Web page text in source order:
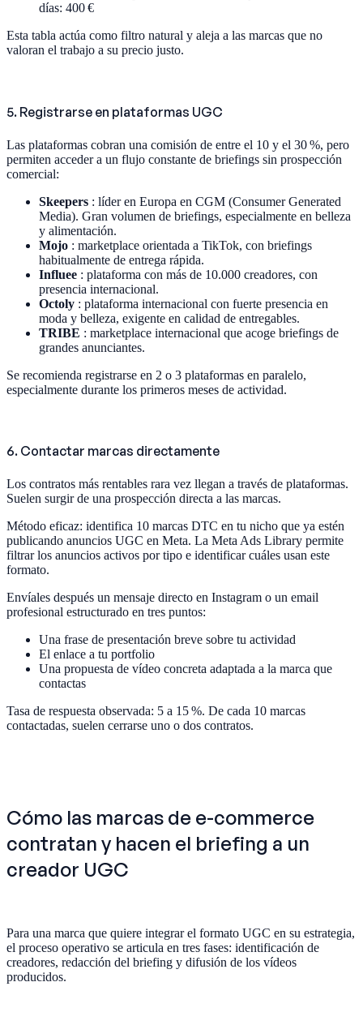
días: 400 €
Esta tabla actúa como filtro natural y aleja a las marcas que no
valoran el trabajo a su precio justo.
5. Registrarse en plataformas UGC
Las plataformas cobran una comisión de entre el 10 y el 30 %, pero
permiten acceder a un flujo constante de briefings sin prospección
comercial:
Skeepers : líder en Europa en CGM (Consumer Generated
Media). Gran volumen de briefings, especialmente en belleza
y alimentación.
Mojo : marketplace orientada a TikTok, con briefings
habitualmente de entrega rápida.
Influee : plataforma con más de 10.000 creadores, con
presencia internacional.
Octoly : plataforma internacional con fuerte presencia en
moda y belleza, exigente en calidad de entregables.
TRIBE : marketplace internacional que acoge briefings de
grandes anunciantes.
Se recomienda registrarse en 2 o 3 plataformas en paralelo,
especialmente durante los primeros meses de actividad.
6. Contactar marcas directamente
Los contratos más rentables rara vez llegan a través de plataformas.
Suelen surgir de una prospección directa a las marcas.
Método eficaz: identifica 10 marcas DTC en tu nicho que ya estén
publicando anuncios UGC en Meta. La Meta Ads Library permite
filtrar los anuncios activos por tipo e identificar cuáles usan este
formato.
Envíales después un mensaje directo en Instagram o un email
profesional estructurado en tres puntos:
Una frase de presentación breve sobre tu actividad
El enlace a tu portfolio
Una propuesta de vídeo concreta adaptada a la marca que
contactas
Tasa de respuesta observada: 5 a 15 %. De cada 10 marcas
contactadas, suelen cerrarse uno o dos contratos.
Cómo las marcas de e-commerce
contratan y hacen el briefing a un
creador UGC
Para una marca que quiere integrar el formato UGC en su estrategia,
el proceso operativo se articula en tres fases: identificación de
creadores, redacción del briefing y difusión de los vídeos
producidos.